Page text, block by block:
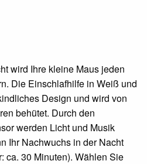
wird Ihre kleine Maus jeden
Die Einschlafhilfe in Weiß und
Design und wird von
behütet. Durch den
werden Licht und Musik
Ihr Nachwuchs in der Nacht
ca. 30 Minuten). Wählen Sie